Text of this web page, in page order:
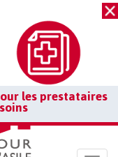
les prestataires
:www.belgium.be